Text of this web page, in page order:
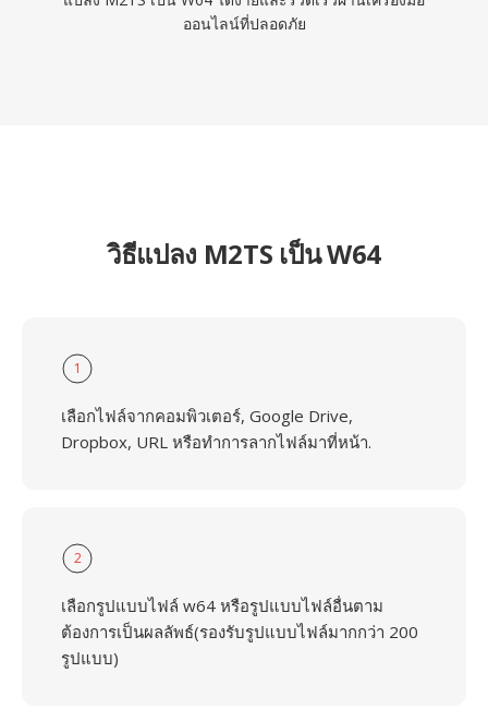
ออนไลน์ที่ปลอดภัย
วิธีแปลง M2TS เป็น W64
1
เลือกไฟล์จากคอมพิวเตอร์, Google Drive,
Dropbox, URL หรือทำการลากไฟล์มาที่หน้า.
2
เลือกรูปแบบไฟล์ w64 หรือรูปแบบไฟล์อื่นตาม
ต้องการเป็นผลลัพธ์(รองรับรูปแบบไฟล์มากกว่า 200
รูปแบบ)